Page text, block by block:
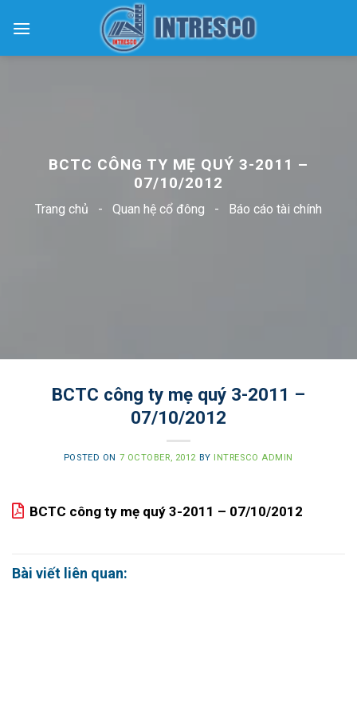
BCTC CÔNG TY MẸ QUÝ 3-2011 –
07/10/2012
Trang chủ - Quan hệ cổ đông - Báo cáo tài chính
BCTC công ty mẹ quý 3-2011 –
07/10/2012
POSTED ON 7 OCTOBER, 2012 BY INTRESCO ADMIN
BCTC công ty mẹ quý 3-2011 – 07/10/2012
Bài viết liên quan: